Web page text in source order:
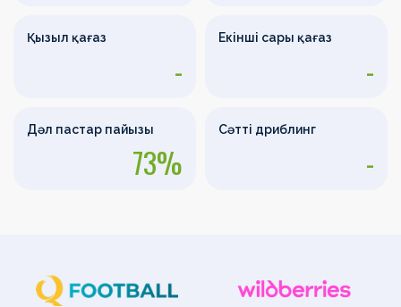
Қызыл қағаз
-
Екінші сары қағаз
-
Дәл пастар пайызы
73%
Сәтті дриблинг
-